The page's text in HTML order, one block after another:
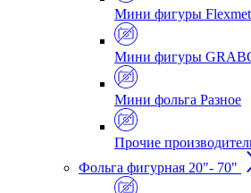
Мини фигуры
Мини фигуры
Мини фольга Разное
Прочие
Фольга фигурная 20"- 70"